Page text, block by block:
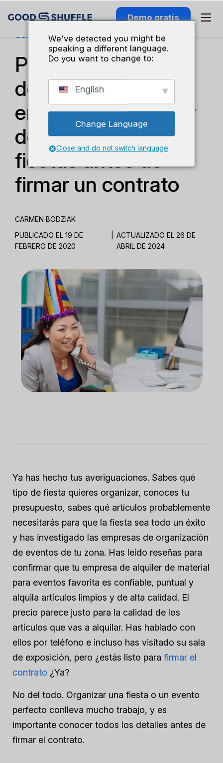
Demo gratis
Conocimiento Del Sector
Preguntas que
debes hacer a una
empresa de alquiler
de material para
fiestas antes de
firmar un contrato
CARMEN BODZIAK
PUBLICADO EL 19 DE
FEBRERO DE 2020
ACTUALIZADO EL 26 DE
ABRIL DE 2024
Ya has hecho tus averiguaciones. Sabes qué
tipo de fiesta quieres organizar, conoces tu
presupuesto, sabes qué artículos probablemente
necesitarás para que la fiesta sea todo un éxito
y has investigado las empresas de organización
de eventos de tu zona. Has leído reseñas para
confirmar que tu empresa de alquiler de material
para eventos favorita es confiable, puntual y
alquila artículos limpios y de alta calidad. El
precio parece justo para la calidad de los
artículos que vas a alquilar. Has hablado con
ellos por teléfono e incluso has visitado su sala
de exposición, pero ¿estás listo para firmar el
contrato ¿Ya?
No del todo. Organizar una fiesta o un evento
perfecto conlleva mucho trabajo, y es
importante conocer todos los detalles antes de
firmar el contrato.
We've detected you might be
speaking a different language.
Do you want to change to:
English
Change Language
Close and do not switch language